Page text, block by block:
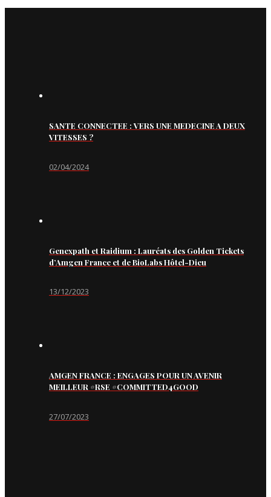
SANTE CONNECTEE : VERS UNE MEDECINE A DEUX
VITESSES ?
02/04/2024
Genexpath et Raidium : Lauréats des Golden Tickets
d’Amgen France et de BioLabs Hôtel-Dieu
13/12/2023
AMGEN FRANCE : ENGAGES POUR UN AVENIR
MEILLEUR #RSE #COMMITTED4GOOD
27/07/2023